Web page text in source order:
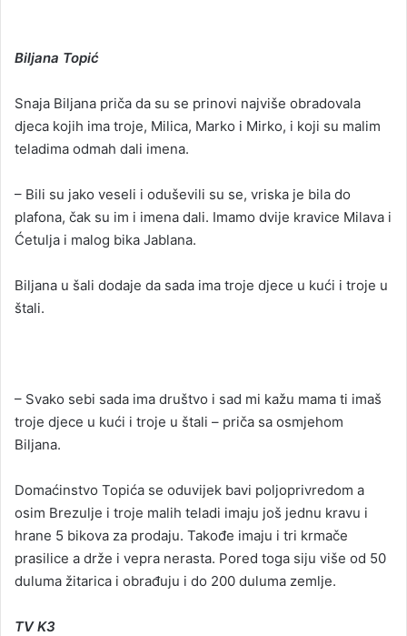
Biljana Topić
Snaja Biljana priča da su se prinovi najviše obradovala
djeca kojih ima troje, Milica, Marko i Mirko, i koji su malim
teladima odmah dali imena.
– Bili su jako veseli i oduševili su se, vriska je bila do
plafona, čak su im i imena dali. Imamo dvije kravice Milava i
Ćetulja i malog bika Jablana.
Biljana u šali dodaje da sada ima troje djece u kući i troje u
štali.
– Svako sebi sada ima društvo i sad mi kažu mama ti imaš
troje djece u kući i troje u štali – priča sa osmjehom
Biljana.
Domaćinstvo Topića se oduvijek bavi poljoprivredom a
osim Brezulje i troje malih teladi imaju još jednu kravu i
hrane 5 bikova za prodaju. Takođe imaju i tri krmače
prasilice a drže i vepra nerasta. Pored toga siju više od 50
duluma žitarica i obrađuju i do 200 duluma zemlje.
TV K3